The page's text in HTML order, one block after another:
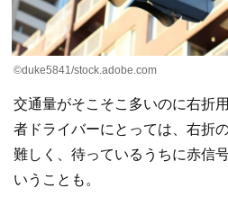
©duke5841/stock.adobe.com
交通量がそこそこ多いのに右折
者ドライバーにとっては、右折
難しく、待っているうちに赤信
いうことも。